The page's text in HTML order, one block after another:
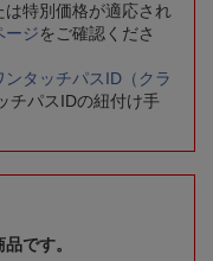
特別価格が適応され
ージをご確認くださ
ンタッチパスID（クラ
チパスIDの紐付け手
です。